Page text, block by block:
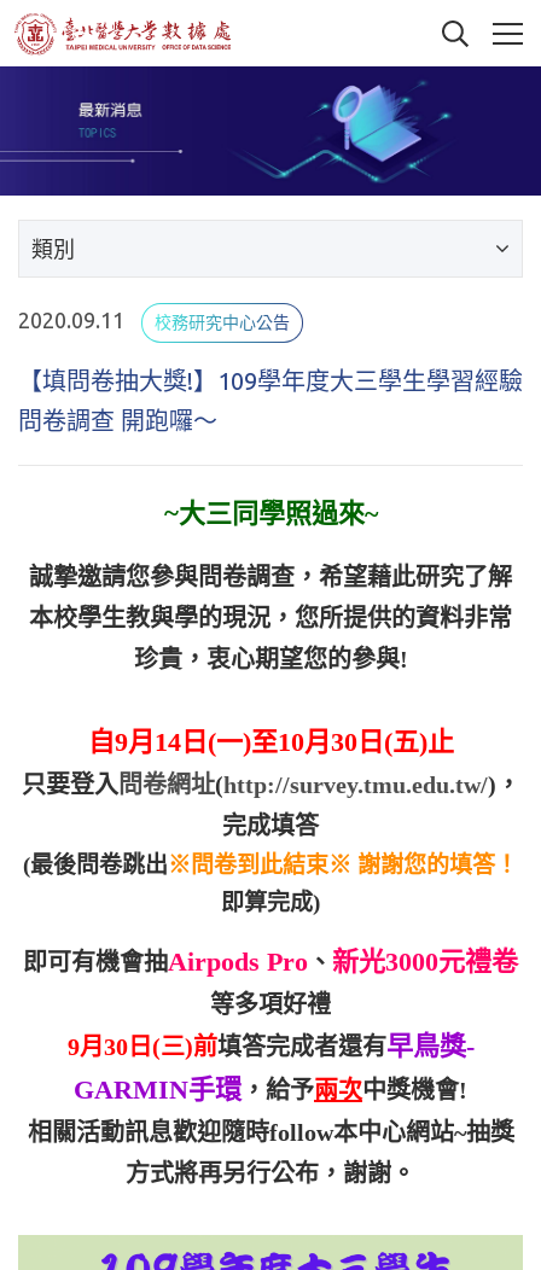
類別
2020.09.11 校務研究中心公告
【填問卷抽大獎!】109學年度大三學生學習經驗
問卷調查 開跑囉～
~大三同學照過來~
誠摯邀請您參與問卷調查，希望藉此研究了解
本校學生教與學的現況，您所提供的資料非常
珍貴，衷心期望您的參與!
自9月14日(一)至10月30日(五)止
只要登入 問卷網址(http://survey.tmu.edu.tw/) ，
完成填答
(最後問卷跳出※問卷到此結束※ 謝謝您的填答！
即算完成)
即可有機會抽Airpods Pro 、 新光3000元禮卷
等多項好禮
9月30日(三)前填答完成者還有早鳥獎-
GARMIN手環 ，給予兩次中獎機會!
相關活動訊息歡迎隨時follow本中心網站~抽獎
方式將再另行公布，謝謝。